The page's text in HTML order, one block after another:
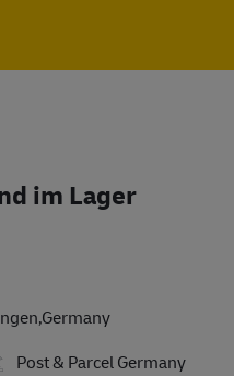
im Lager
Post & Parcel Germany